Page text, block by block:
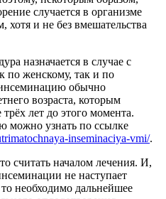
случается в организме
и не без вмешательства
назначается в случае с
по женскому, так и по
обычно
возраста, которым
лет до этого момента.
можно узнать по ссылке
inseminaciya-vmi/.
считать началом лечения. И,
не наступает
необходимо дальнейшее